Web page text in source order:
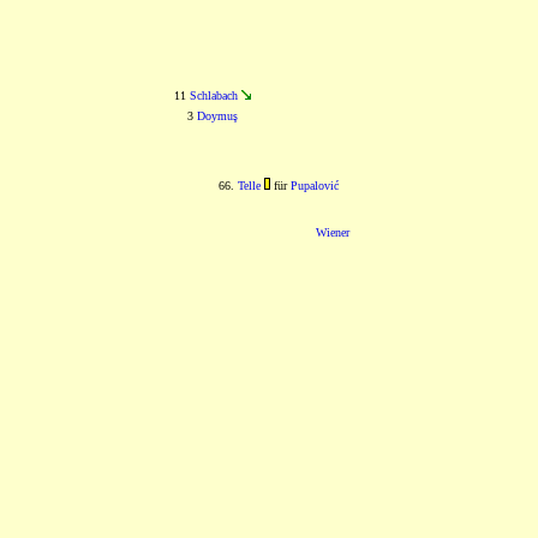
11 Schlabach
3 Doymuş
66. Telle fürPupalović
Wiener